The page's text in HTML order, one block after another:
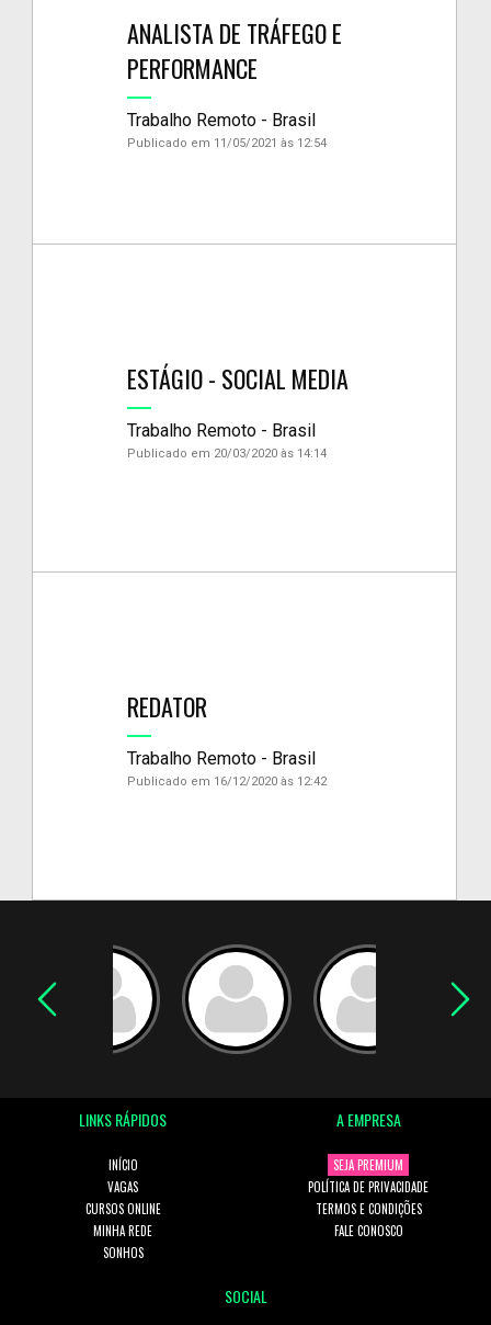
ANALISTA DE TRÁFEGO E
PERFORMANCE
Trabalho Remoto - Brasil
Publicado em 11/05/2021 às 12:54
ESTÁGIO - SOCIAL MEDIA
Trabalho Remoto - Brasil
Publicado em 20/03/2020 às 14:14
REDATOR
Trabalho Remoto - Brasil
Publicado em 16/12/2020 às 12:42
LINKS RÁPIDOS
INÍCIO
VAGAS
CURSOS ONLINE
MINHA REDE
SONHOS
A EMPRESA
SEJA PREMIUM
POLÍTICA DE PRIVACIDADE
TERMOS E CONDIÇÕES
FALE CONOSCO
SOCIAL